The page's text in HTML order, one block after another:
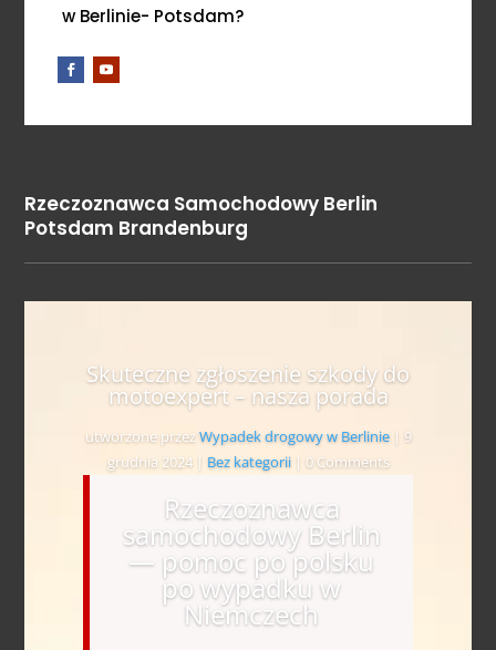
w Berlinie- Potsdam?
Rzeczoznawca Samochodowy Berlin
Potsdam Brandenburg
Skuteczne zgłoszenie szkody do
motoexpert – nasza porada
utworzone przezWypadek drogowy w Berlinie| 9
grudnia 2024| Bez kategorii| 0 Comments
Rzeczoznawca
samochodowy Berlin
— pomoc po polsku
po wypadku w
Niemczech